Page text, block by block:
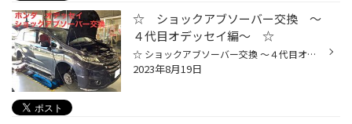
☆ ショックアブソーバー交換 ～
４代目オデッセイ編～ ☆
☆ ショックアブソーバー交換 ～４代目オデッセイ編～ ☆ 伊予鉄道郡中港線、土居田駅から車で５分 タイヤ館松山５６の濱田です！ 今回は、オデッセイのショックアブソーバーを交換しましたので、ご紹介します。 本日装着させていただく商品はカヤバノダンパー New SR MC 一台一台、徹底的なテストを...
2023年8月19日